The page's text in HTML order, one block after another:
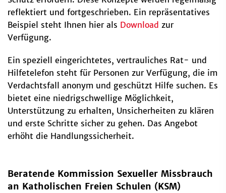
reflektiert und fortgeschrieben. Ein repräsentatives
Beispiel steht Ihnen hier als Download zur
Verfügung.
Ein speziell eingerichtetes, vertrauliches Rat- und
Hilfetelefon steht für Personen zur Verfügung, die im
Verdachtsfall anonym und geschützt Hilfe suchen. Es
bietet eine niedrigschwellige Möglichkeit,
Unterstützung zu erhalten, Unsicherheiten zu klären
und erste Schritte sicher zu gehen. Das Angebot
erhöht die Handlungssicherheit.
Beratende Kommission Sexueller Missbrauch
an Katholischen Freien Schulen (KSM)